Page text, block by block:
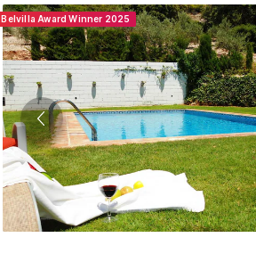
Belvilla Award Winner 2025